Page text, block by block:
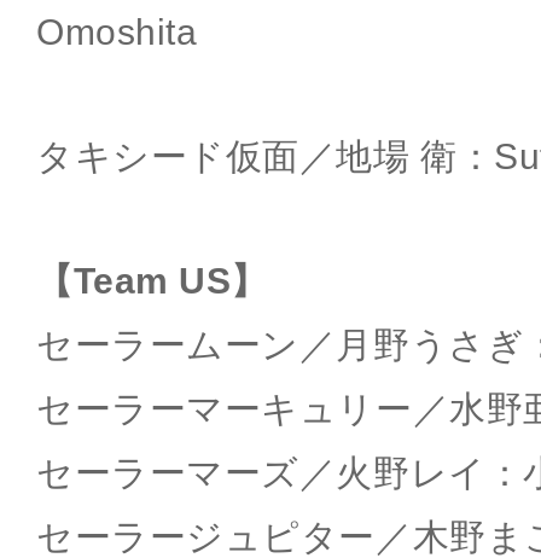
Omoshita
タキシード仮面／地場 衛：
【Team US】
セーラームーン／月野うさぎ
セーラーマーキュリー／水野
セーラーマーズ／火野レイ：
セーラージュピター／木野ま